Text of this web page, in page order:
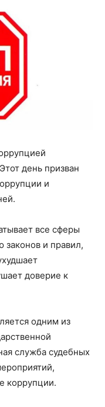
день призван
и
все сферы
и правил,
доверие к
одним из
служба судебных
коррупции.